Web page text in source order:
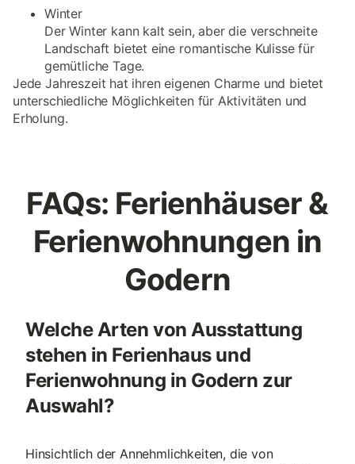
Winter
Der Winter kann kalt sein, aber die verschneite
Landschaft bietet eine romantische Kulisse für
gemütliche Tage.
Jede Jahreszeit hat ihren eigenen Charme und bietet
unterschiedliche Möglichkeiten für Aktivitäten und
Erholung.
FAQs: Ferienhäuser &
Ferienwohnungen in
Godern
Welche Arten von Ausstattung
stehen in Ferienhaus und
Ferienwohnung in Godern zur
Auswahl?
Hinsichtlich der Annehmlichkeiten, die von